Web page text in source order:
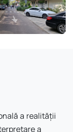
a realității
a